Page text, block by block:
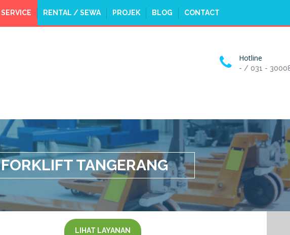
Hotline
- / 031 -
SERVICE RENTAL / SEWA PROJEK BLOG CONTACT
TANGERANG
LIHAT LAYANAN